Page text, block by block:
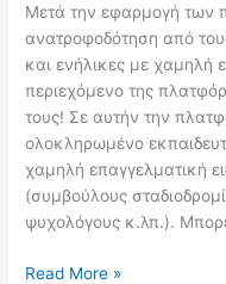
Μετά την εφαρμογή των
ανατροφοδότηση από
και ενήλικες με χαμηλή
περιεχόμενο της
τους! Σε αυτήν την
ολοκληρωμένο
χαμηλή επαγγελματική
(συμβούλους
ψυχολόγους κ.λπ.).
Read More »